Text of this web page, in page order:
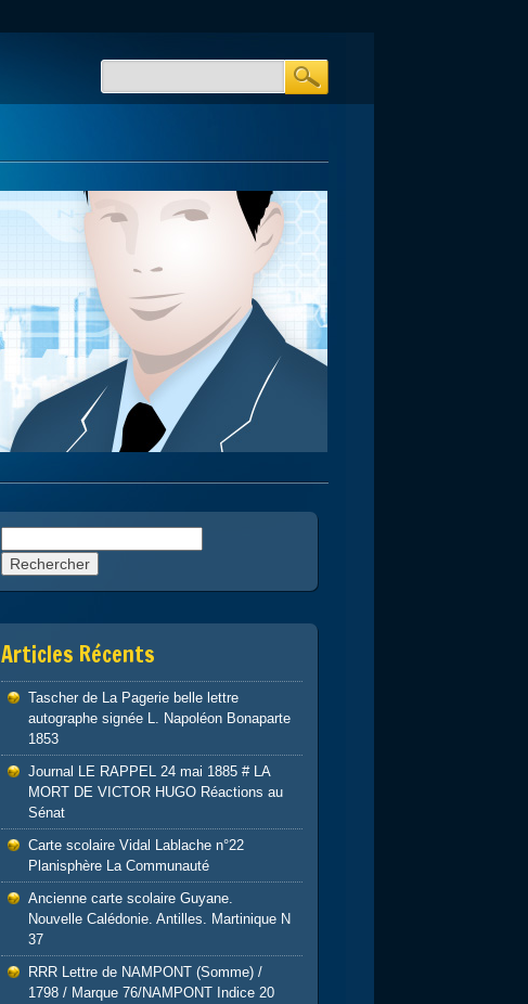
Articles Récents
Tascher de La Pagerie belle lettre
autographe signée L. Napoléon Bonaparte
1853
Journal LE RAPPEL 24 mai 1885 # LA
MORT DE VICTOR HUGO Réactions au
Sénat
Carte scolaire Vidal Lablache n°22
Planisphère La Communauté
Ancienne carte scolaire Guyane.
Nouvelle Calédonie. Antilles. Martinique N
37
RRR Lettre de NAMPONT (Somme) /
1798 / Marque 76/NAMPONT Indice 20